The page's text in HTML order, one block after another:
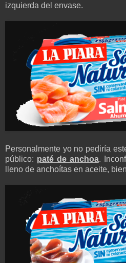
izquierda del envase.
Personalmente yo no pediría
público: paté de anchoa.
lleno de anchoítas en aceite,